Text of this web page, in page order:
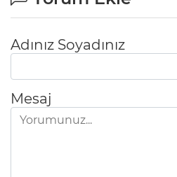
Adınız Soyadınız
Mesaj